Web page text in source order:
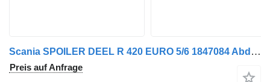
Scania SPOILER DEEL R 420 EURO 5/6 1847084 Abdeckung für LKW
Preis auf Anfrage